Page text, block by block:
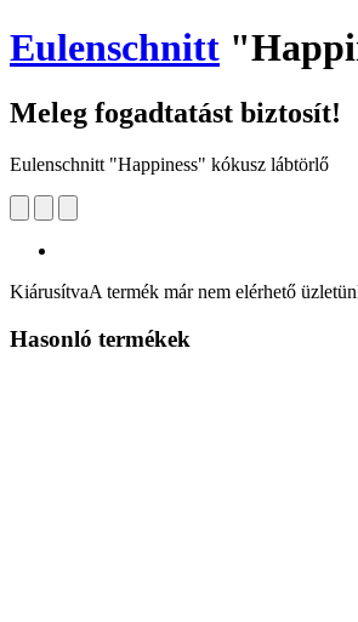
Eulenschnitt
Meleg fogadtatást biztosít!
Eulenschnitt "Happiness" kókusz lábtörlő
KiárusítvaA termék már nem elérhető
Hasonló termékek